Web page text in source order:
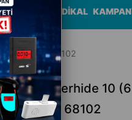
MEDİKAL
cm Sarı 68102
Hiberhide 10
cm Sarı 68102